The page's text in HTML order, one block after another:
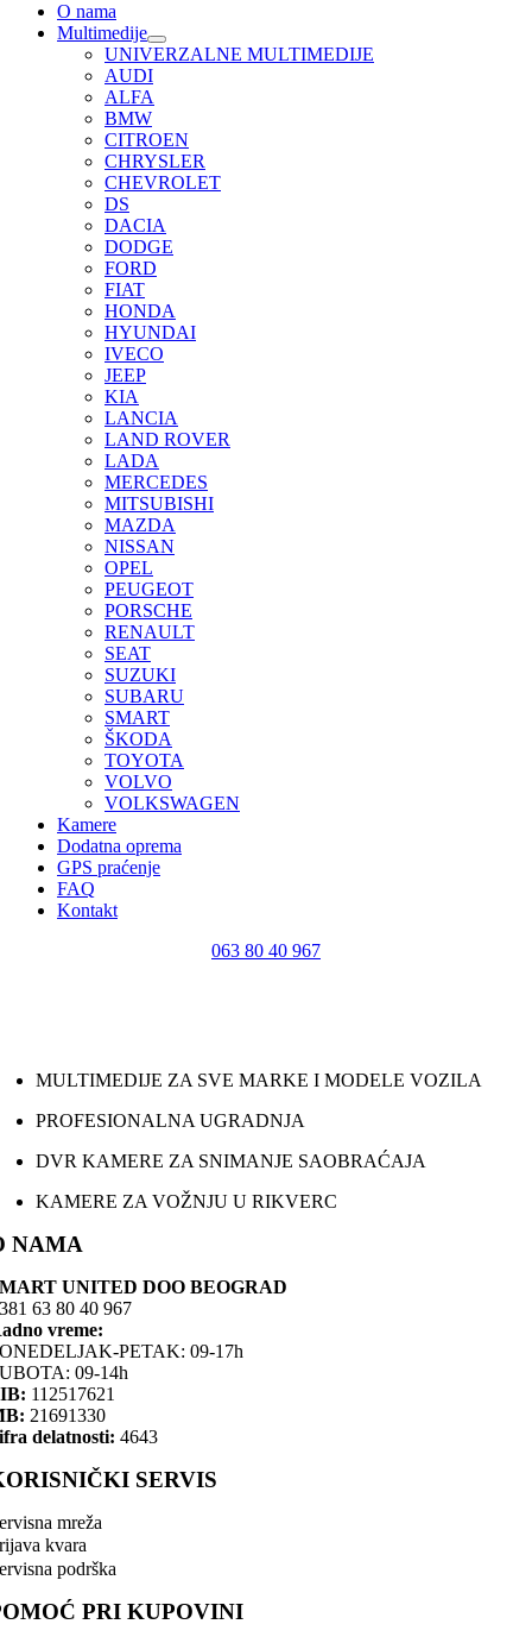
O nama
Multimedije
UNIVERZALNE MULTIMEDIJE
AUDI
ALFA
BMW
CITROEN
CHRYSLER
CHEVROLET
DS
DACIA
DODGE
FORD
FIAT
HONDA
HYUNDAI
IVECO
JEEP
KIA
LANCIA
LAND ROVER
LADA
MERCEDES
MITSUBISHI
MAZDA
NISSAN
OPEL
PEUGEOT
PORSCHE
RENAULT
SEAT
SUZUKI
SUBARU
SMART
ŠKODA
TOYOTA
VOLVO
VOLKSWAGEN
Kamere
Dodatna oprema
GPS praćenje
FAQ
Kontakt
063 80 40 967
MULTIMEDIJE ZA SVE MARKE I MODELE VOZILA
PROFESIONALNA UGRADNJA
DVR KAMERE ZA SNIMANJE SAOBRAĆAJA
KAMERE ZA VOŽNJU U RIKVERC
NAMA
UNITED DOO BEOGRAD
63 80 40 967
vreme:
PETAK: 09-17h
09-14h
112517621
21691330
delatnosti: 4643
SERVIS
mreža
kvara
podrška
PRI KUPOVINI